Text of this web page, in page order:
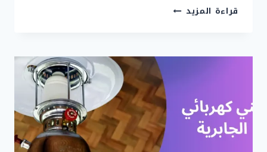
قراءة المزيد رقم
|
90919474
اتصل
الان